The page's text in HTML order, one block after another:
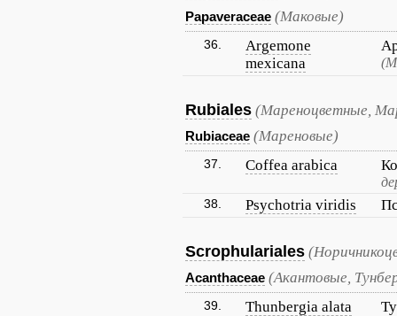
Papaveraceae (Маковые)
36.
Argemone
mexicana
Rubiales (Мареноцветные,
Rubiaceae (Мареновые)
37. Coffea arabica
38. Psychotria viridis
Scrophulariales
Acanthaceae (Акантовые,
39. Thunbergia alata